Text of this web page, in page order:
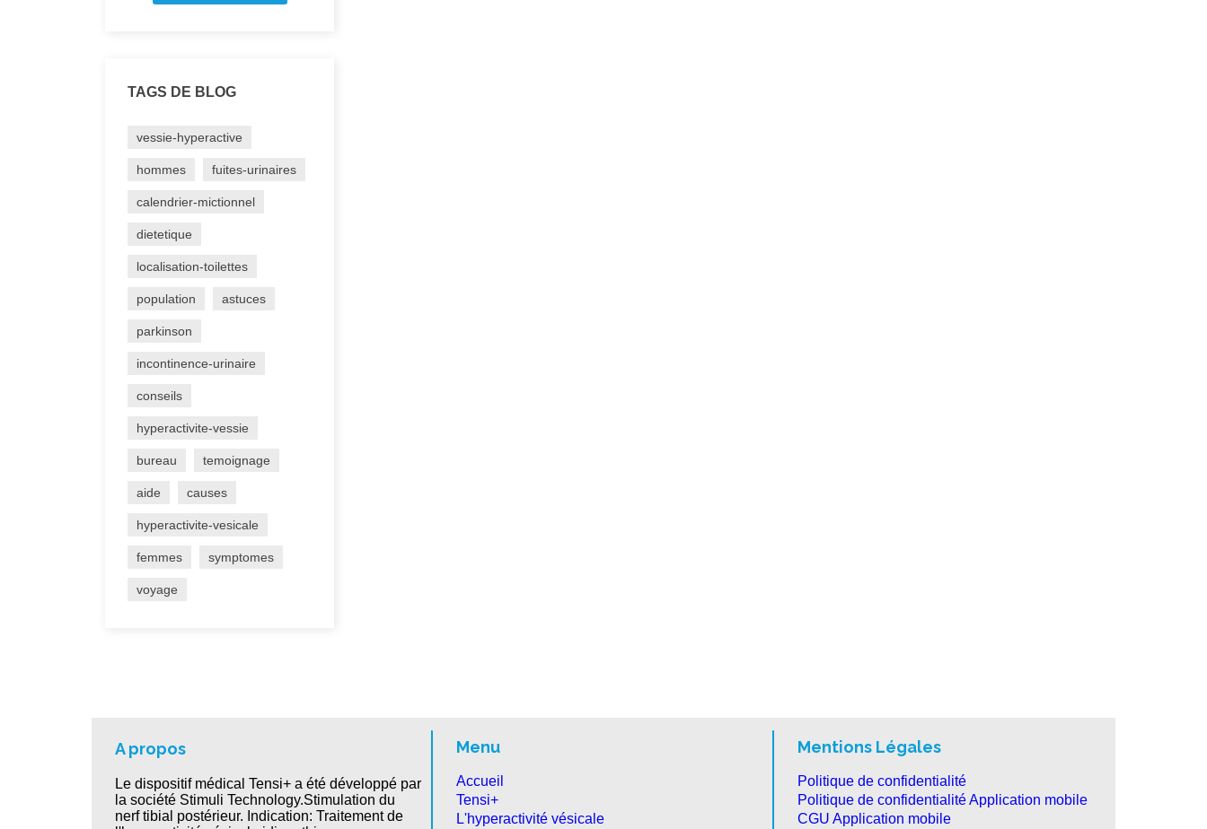
TAGS DE BLOG
vessie-hyperactive
hommes fuites-urinaires
calendrier-mictionnel
dietetique
localisation-toilettes
population astuces
parkinson
incontinence-urinaire
conseils
hyperactivite-vessie
bureau temoignage
aide causes
hyperactivite-vesicale
femmes symptomes
voyage
A propos
Le dispositif médical Tensi+ a été développé par
la société Stimuli Technology.Stimulation du
nerf tibial postérieur. Indication: Traitement de
Menu
Accueil
Tensi+
L'hyperactivité vésicale
Mentions Légales
Politique de confidentialité
Politique de confidentialité Application mobile
CGU Application mobile